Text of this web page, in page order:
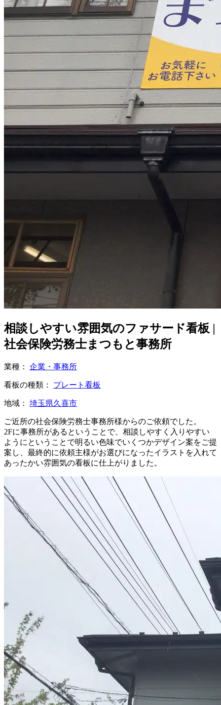
相談しやすい雰囲気のファサード看板 |
社会保険労務士まつもと事務所
業種： 企業・事務所
看板の種類： プレート看板
地域： 埼玉県久喜市
ご近所の社会保険労務士事務所様からのご依頼でした。
2Fに事務所があるということで、相談しやすく入りやすい
ようにということで明るい色味でいくつかデザイン案をご提
案し、最終的に依頼主様がお選びになったイラストを入れて
あったかい雰囲気の看板に仕上がりました。